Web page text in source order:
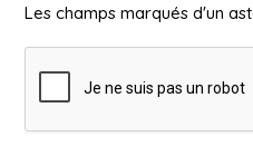
Les champs marqués d'un